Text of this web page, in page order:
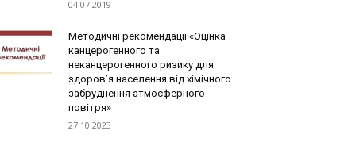
04.07.2019
Методичні рекомендації «Оцінка
канцерогенного та
неканцерогенного ризику для
здоров’я населення від хімічного
забруднення атмосферного
повітря»
27.10.2023